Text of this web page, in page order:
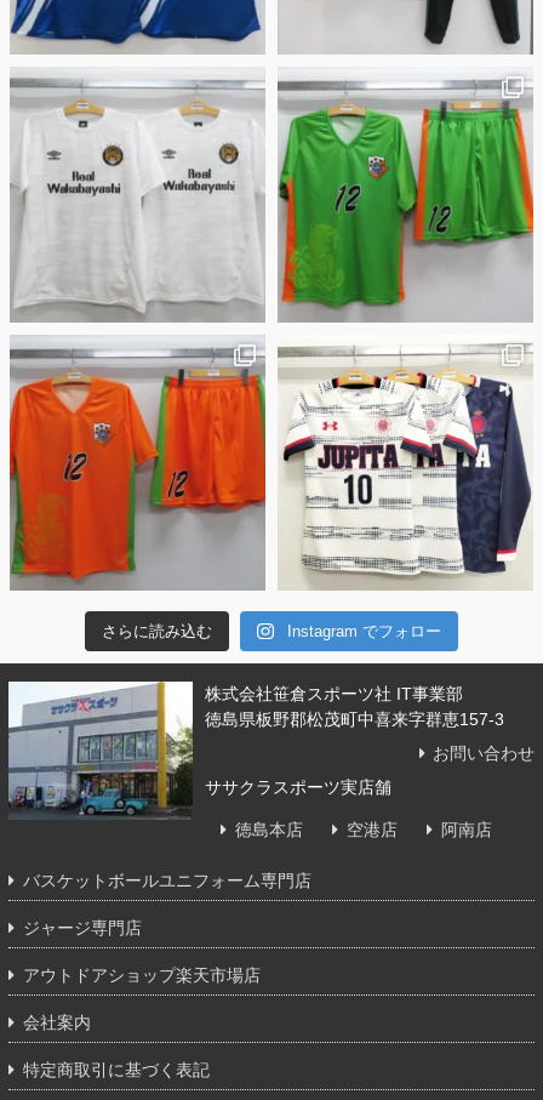
さらに読み込む Instagram でフォロー
株式会社笹倉スポーツ社 IT事業部
徳島県板野郡松茂町中喜来字群恵157-3
お問い合わせ
ササクラスポーツ実店舗
徳島本店 空港店 阿南店
バスケットボールユニフォーム専門店
ジャージ専門店
アウトドアショップ楽天市場店
会社案内
特定商取引に基づく表記